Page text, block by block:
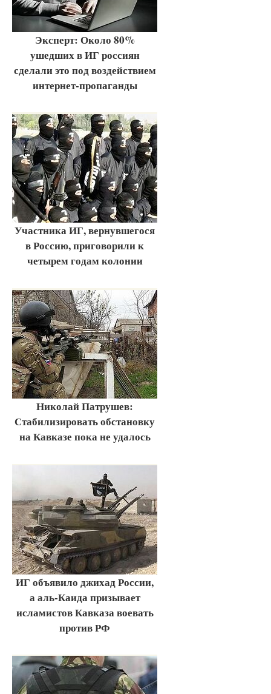
Эксперт: Около 80%
ушедших в ИГ россиян
сделали это под воздействием
интернет-пропаганды
Участника ИГ, вернувшегося
в Россию, приговорили к
четырем годам колонии
Николай Патрушев:
Стабилизировать обстановку
на Кавказе пока не удалось
ИГ объявило джихад России,
а аль-Каида призывает
исламистов Кавказа воевать
против РФ